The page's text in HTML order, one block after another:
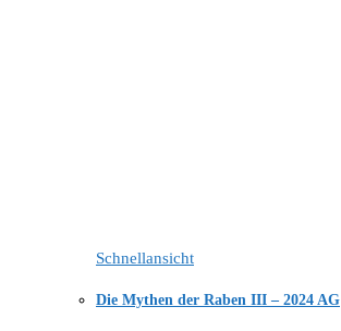
Schnellansicht
Die Mythen der Raben III – 2024 AG